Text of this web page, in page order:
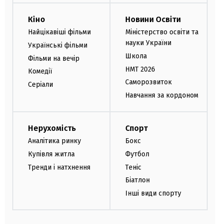
Кіно
Найцікавіші фільми
Українські фільми
Фільми на вечір
Комедії
Серіали
Новини Освіти
Міністерство освіти та
науки України
Школа
НМТ 2026
Саморозвиток
Навчання за кордоном
Нерухомість
Аналітика ринку
Купівля житла
Тренди і натхнення
Спорт
Бокс
Футбол
Теніс
Біатлон
Інші види спорту